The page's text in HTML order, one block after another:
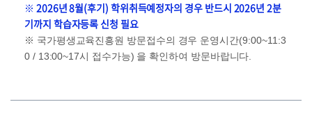
※ 2026년 8월(후기) 학위취득예정자의 경우 반드시 2026년 2분
기까지 학습자등록 신청 필요
※ 국가평생교육진흥원 방문접수의 경우 운영시간(9:00~11:3
0 / 13:00~17시 접수가능) 을 확인하여 방문바랍니다.